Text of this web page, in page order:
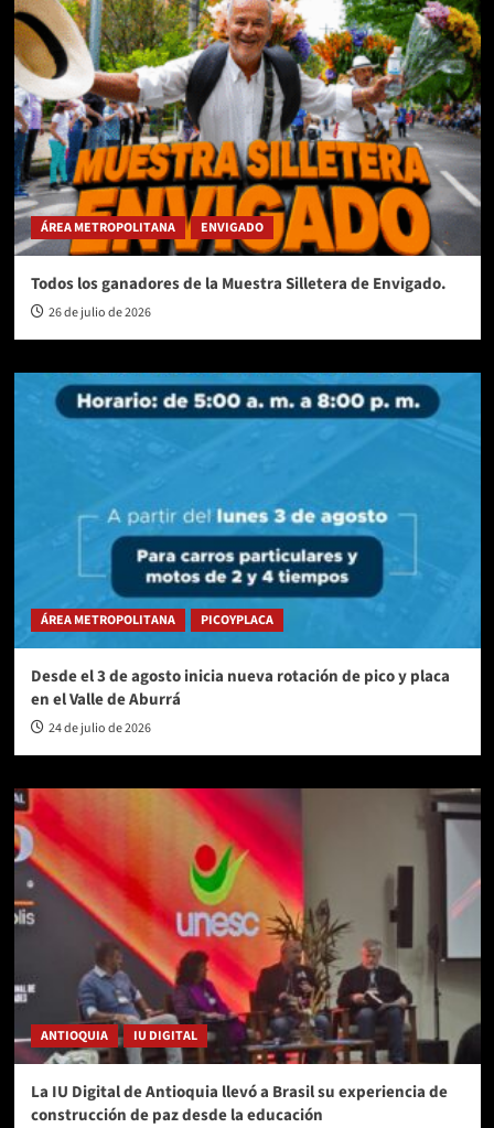
ÁREA METROPOLITANA ENVIGADO
Todos los ganadores de la Muestra Silletera de Envigado.
26 de julio de 2026
ÁREA METROPOLITANA PICOYPLACA
Desde el 3 de agosto inicia nueva rotación de pico y placa
en el Valle de Aburrá
24 de julio de 2026
ANTIOQUIA IU DIGITAL
La IU Digital de Antioquia llevó a Brasil su experiencia de
construcción de paz desde la educación